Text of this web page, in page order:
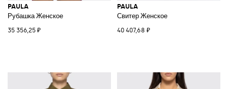
PAULA
Рубашка Женское
35 356,25 ₽
PAULA
Свитер Женское
40 407,68 ₽